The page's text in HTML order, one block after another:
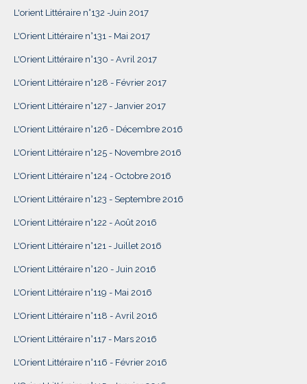
L'orient Littéraire n°132 -Juin 2017
L'Orient Littéraire n°131 - Mai 2017
L'Orient Littéraire n°130 - Avril 2017
L'Orient Littéraire n°128 - Février 2017
L'Orient Littéraire n°127 - Janvier 2017
L'Orient Littéraire n°126 - Décembre 2016
L'Orient Littéraire n°125 - Novembre 2016
L'Orient Littéraire n°124 - Octobre 2016
L'Orient Littéraire n°123 - Septembre 2016
L'Orient Littéraire n°122 - Août 2016
L'Orient Littéraire n°121 - Juillet 2016
L'Orient Littéraire n°120 - Juin 2016
L'Orient Littéraire n°119 - Mai 2016
L'Orient Littéraire n°118 - Avril 2016
L'Orient Littéraire n°117 - Mars 2016
L'Orient Littéraire n°116 - Février 2016